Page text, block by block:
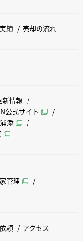
績 売却の流れ
新情報
公式サイト
添
管理
頼 アクセス